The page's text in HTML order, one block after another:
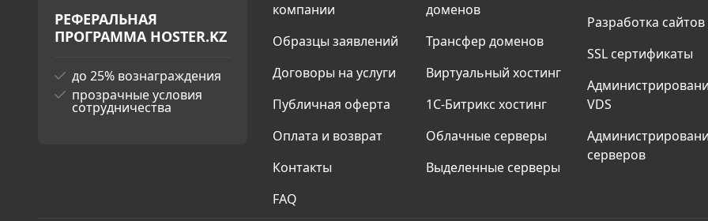
РЕФЕРАЛЬНАЯ
ПРОГРАММА HOSTER.KZ
до 25% вознаграждения
прозрачные условия
сотрудничества
компании
Образцы заявлений
Договоры на услуги
Публичная оферта
Оплата и возврат
Контакты
FAQ
доменов
Трансфер доменов
Виртуальный хостинг
1С-Битрикс хостинг
Облачные серверы
Выделенные серверы
Разработка сайтов
SSL сертификаты
VDS
серверов